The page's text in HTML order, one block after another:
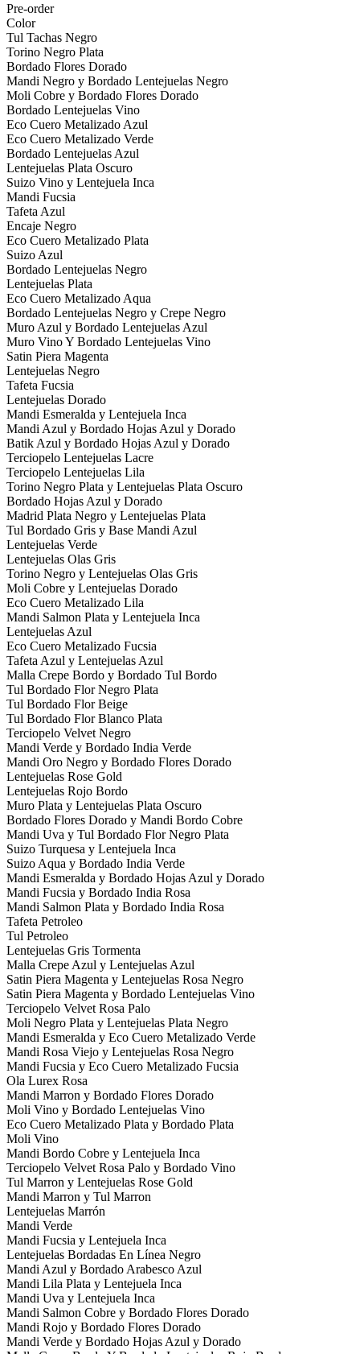
Pre-order
Color
Tul Tachas Negro
Torino Negro Plata
Bordado Flores Dorado
Mandi Negro y Bordado Lentejuelas Negro
Moli Cobre y Bordado Flores Dorado
Bordado Lentejuelas Vino
Eco Cuero Metalizado Azul
Eco Cuero Metalizado Verde
Bordado Lentejuelas Azul
Lentejuelas Plata Oscuro
Suizo Vino y Lentejuela Inca
Mandi Fucsia
Tafeta Azul
Encaje Negro
Eco Cuero Metalizado Plata
Suizo Azul
Bordado Lentejuelas Negro
Lentejuelas Plata
Eco Cuero Metalizado Aqua
Bordado Lentejuelas Negro y Crepe Negro
Muro Azul y Bordado Lentejuelas Azul
Muro Vino Y Bordado Lentejuelas Vino
Satin Piera Magenta
Lentejuelas Negro
Tafeta Fucsia
Lentejuelas Dorado
Mandi Esmeralda y Lentejuela Inca
Mandi Azul y Bordado Hojas Azul y Dorado
Batik Azul y Bordado Hojas Azul y Dorado
Terciopelo Lentejuelas Lacre
Terciopelo Lentejuelas Lila
Torino Negro Plata y Lentejuelas Plata Oscuro
Bordado Hojas Azul y Dorado
Madrid Plata Negro y Lentejuelas Plata
Tul Bordado Gris y Base Mandi Azul
Lentejuelas Verde
Lentejuelas Olas Gris
Torino Negro y Lentejuelas Olas Gris
Moli Cobre y Lentejuelas Dorado
Eco Cuero Metalizado Lila
Mandi Salmon Plata y Lentejuela Inca
Lentejuelas Azul
Eco Cuero Metalizado Fucsia
Tafeta Azul y Lentejuelas Azul
Malla Crepe Bordo y Bordado Tul Bordo
Tul Bordado Flor Negro Plata
Tul Bordado Flor Beige
Tul Bordado Flor Blanco Plata
Terciopelo Velvet Negro
Mandi Verde y Bordado India Verde
Mandi Oro Negro y Bordado Flores Dorado
Lentejuelas Rose Gold
Lentejuelas Rojo Bordo
Muro Plata y Lentejuelas Plata Oscuro
Bordado Flores Dorado y Mandi Bordo Cobre
Mandi Uva y Tul Bordado Flor Negro Plata
Suizo Turquesa y Lentejuela Inca
Suizo Aqua y Bordado India Verde
Mandi Esmeralda y Bordado Hojas Azul y Dorado
Mandi Fucsia y Bordado India Rosa
Mandi Salmon Plata y Bordado India Rosa
Tafeta Petroleo
Tul Petroleo
Lentejuelas Gris Tormenta
Malla Crepe Azul y Lentejuelas Azul
Satin Piera Magenta y Lentejuelas Rosa Negro
Satin Piera Magenta y Bordado Lentejuelas Vino
Terciopelo Velvet Rosa Palo
Moli Negro Plata y Lentejuelas Plata Negro
Mandi Esmeralda y Eco Cuero Metalizado Verde
Mandi Rosa Viejo y Lentejuelas Rosa Negro
Mandi Fucsia y Eco Cuero Metalizado Fucsia
Ola Lurex Rosa
Mandi Marron y Bordado Flores Dorado
Moli Vino y Bordado Lentejuelas Vino
Eco Cuero Metalizado Plata y Bordado Plata
Moli Vino
Mandi Bordo Cobre y Lentejuela Inca
Terciopelo Velvet Rosa Palo y Bordado Vino
Tul Marron y Lentejuelas Rose Gold
Mandi Marron y Tul Marron
Lentejuelas Marrón
Mandi Verde
Mandi Fucsia y Lentejuela Inca
Lentejuelas Bordadas En Línea Negro
Mandi Azul y Bordado Arabesco Azul
Mandi Lila Plata y Lentejuela Inca
Mandi Uva y Lentejuela Inca
Mandi Salmon Cobre y Bordado Flores Dorado
Mandi Rojo y Bordado Flores Dorado
Mandi Verde y Bordado Hojas Azul y Dorado